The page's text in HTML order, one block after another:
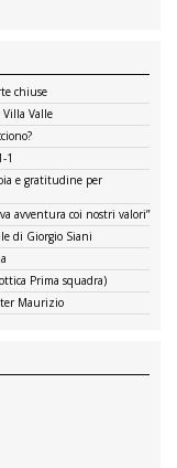
chiuse
Villa Valle
1
e gratitudine per
avventura coi nostri valori”
di Giorgio Siani
Prima squadra)
Maurizio